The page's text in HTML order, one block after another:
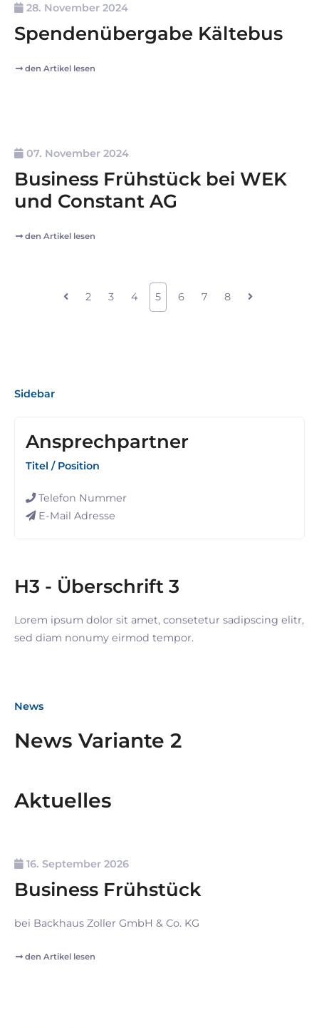
28. November 2024
Spendenübergabe Kältebus
den Artikel lesen
07. November 2024
Business Frühstück bei WEK
und Constant AG
den Artikel lesen
2 3 4 5 6 7 8
Sidebar
Ansprechpartner
Titel / Position
Telefon Nummer
E-Mail Adresse
H3 - Überschrift 3
Lorem ipsum dolor sit amet, consetetur sadipscing elitr,
sed diam nonumy eirmod tempor.
News
News Variante 2
Aktuelles
16. September 2026
Business Frühstück
bei Backhaus Zoller GmbH & Co. KG
den Artikel lesen